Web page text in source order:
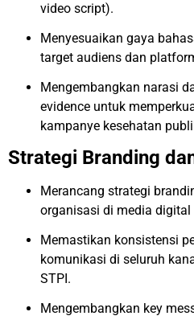
video script).
Menyesuaikan gaya
target audiens dan
Mengembangkan narasi
evidence untuk
kampanye kesehatan
Strategi Branding
Merancang strategi
organisasi di media digital
Memastikan konsistensi
komunikasi di seluruh
STPI.
Mengembangkan key